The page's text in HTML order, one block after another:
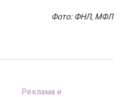
Фото: ФНЛ, МФЛ
Реклама и